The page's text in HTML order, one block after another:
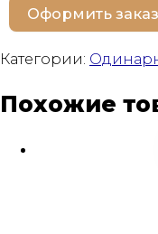
Оформить заказ
Категории:
Похожие